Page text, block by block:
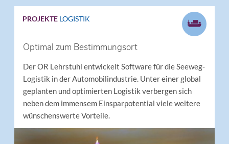
PROJEKTE LOGISTIK
Optimal zum Bestimmungsort
Der OR Lehrstuhl entwickelt Software für die Seeweg-
Logistik in der Automobilindustrie. Unter einer global
geplanten und optimierten Logistik verbergen sich
neben dem immensem Einsparpotential viele weitere
wünschenswerte Vorteile.